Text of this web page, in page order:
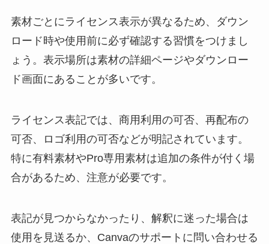
素材ごとにライセンス表示が異なるため、ダウン
ロード時や使用前に必ず確認する習慣をつけまし
ょう。表示場所は素材の詳細ページやダウンロー
ド画面にあることが多いです。
ライセンス表記では、商用利用の可否、再配布の
可否、ロゴ利用の可否などが明記されています。
特に有料素材やPro専用素材は追加の条件が付く場
合があるため、注意が必要です。
表記が見つからなかったり、解釈に迷った場合は
使用を見送るか、Canvaのサポートに問い合わせる